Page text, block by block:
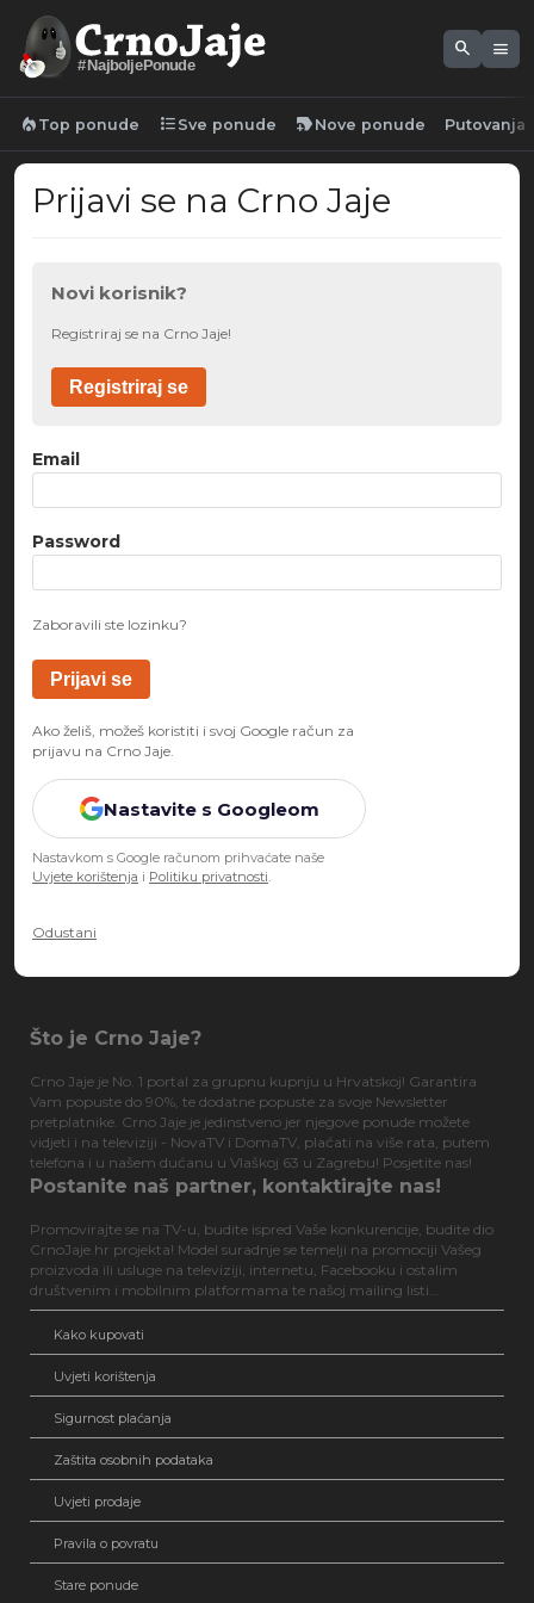
#NajboljePonude
search menu
local_fire_department Top ponude format_list_bulleted Sve ponude new_label Nove ponude Putovanja
Prijavi se na Crno Jaje
Novi korisnik?
Registriraj se na Crno Jaje!
Registriraj se
Email
Password
Zaboravili ste lozinku?
Ako želiš, možeš koristiti i svoj Google račun za
prijavu na Crno Jaje.
Nastavite s Googleom
Nastavkom s Google računom prihvaćate naše
Uvjete korištenja i Politiku privatnosti.
Odustani
Što je Crno Jaje?
Crno Jaje je No. 1 portal za grupnu kupnju u Hrvatskoj! Garantira
Vam popuste do 90%, te dodatne popuste za svoje Newsletter
pretplatnike. Crno Jaje je jedinstveno jer njegove ponude možete
vidjeti i na televiziji - NovaTV i DomaTV, plaćati na više rata, putem
telefona i u našem dućanu u Vlaškoj 63 u Zagrebu! Posjetite nas!
Postanite naš partner, kontaktirajte nas!
Promovirajte se na TV-u, budite ispred Vaše konkurencije, budite dio
CrnoJaje.hr projekta! Model suradnje se temelji na promociji Vašeg
proizvoda ili usluge na televiziji, internetu, Facebooku i ostalim
društvenim i mobilnim platformama te našoj mailing listi...
Kako kupovati
Uvjeti korištenja
Sigurnost plaćanja
Zaštita osobnih podataka
Uvjeti prodaje
Pravila o povratu
Stare ponude